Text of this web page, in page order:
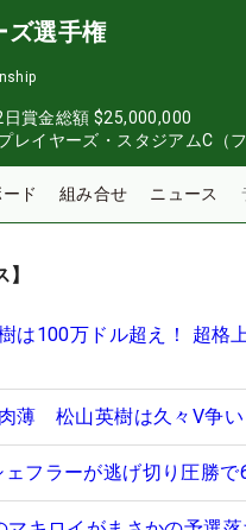
ズ選手権
賞金総額 $25,000,000
レイヤーズ・スタジアムC（フ
ド 組み合せ ニュース
は100万ドル超え！ 超格
薄 松山英樹は久々V争い
ェフラーが逃げ切り圧勝